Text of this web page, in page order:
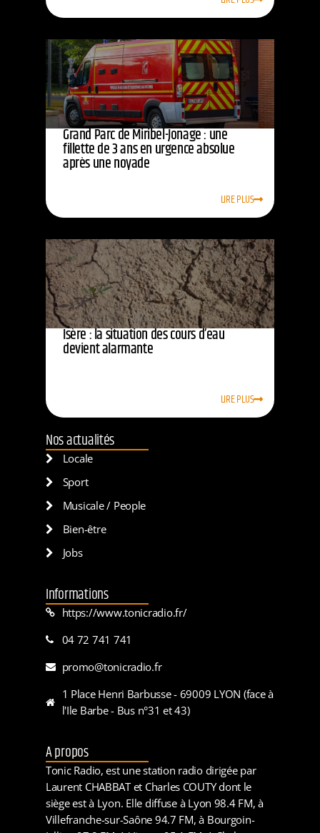
Grand Parc de Miribel-Jonage : une
fillette de 3 ans en urgence absolue
après une noyade
LIRE PLUS
Isère : la situation des cours d’eau
devient alarmante
LIRE PLUS
Nos actualités
Locale
Sport
Musicale / People
Bien-être
Jobs
Informations
https://www.tonicradio.fr/
04 72 741 741
promo@tonicradio.fr
1 Place Henri Barbusse - 69009 LYON (face à
l'Ile Barbe - Bus n°31 et 43)
A propos
Tonic Radio, est une station radio dirigée par
Laurent CHABBAT et Charles COUTY dont le
siège est à Lyon. Elle diffuse à Lyon 98.4 FM, à
Villefranche-sur-Saône 94.7 FM, à Bourgoin-